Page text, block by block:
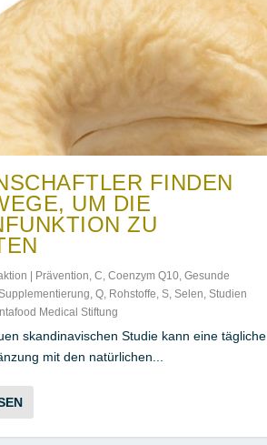
FINDEN
UM DIE
ZU
| Prävention, C, Coenzym Q10, Gesunde
, Q, Rohstoffe, S, Selen, Studien
Medical Stiftung
skandinavischen Studie kann eine tägliche
mit den natürlichen...